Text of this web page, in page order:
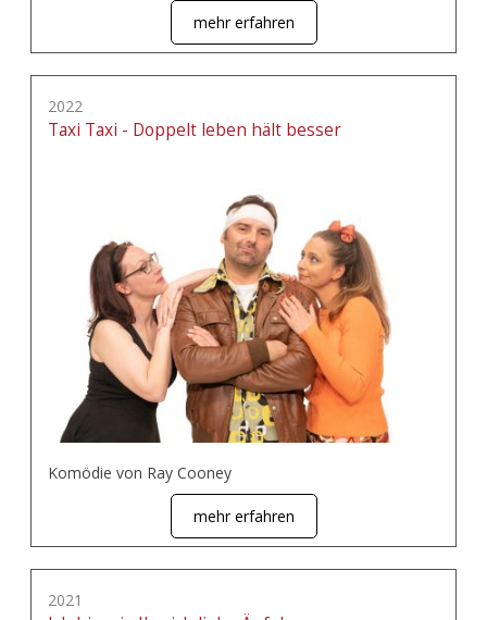
mehr erfahren
2022
Taxi Taxi - Doppelt leben hält besser
Komödie von Ray Cooney
mehr erfahren
2021